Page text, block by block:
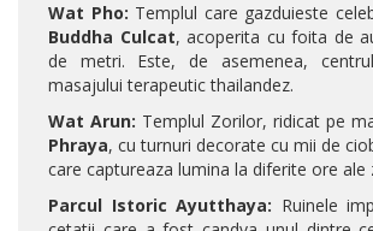
Wat Pho: Templul care gazduieste
Buddha Culcat, acoperita cu foita de
de metri. Este, de asemenea,
masajului terapeutic thailandez.
Wat Arun: Templul Zorilor, ridicat pe
Phraya, cu turnuri decorate cu mii de
care captureaza lumina la diferite ore ale
Parcul Istoric Ayutthaya: Ruinele